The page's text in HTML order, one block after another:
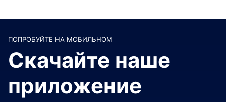
ПОПРОБУЙТЕ НА МОБИЛЬНОМ
Скачайте наше
приложение